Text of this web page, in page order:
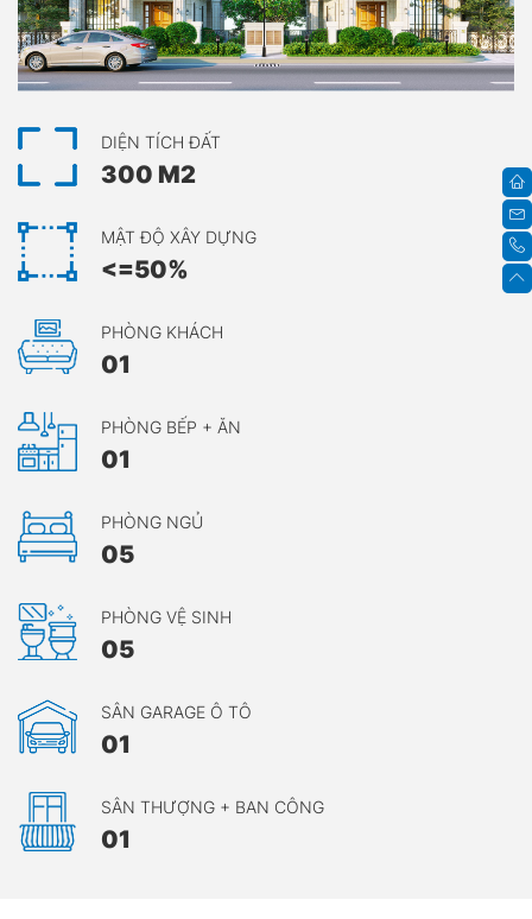
DIỆN TÍCH ĐẤT
300 M2
MẬT ĐỘ XÂY DỰNG
<=50%
PHÒNG KHÁCH
01
PHÒNG BẾP + ĂN
01
PHÒNG NGỦ
05
PHÒNG VỆ SINH
05
SÂN GARAGE Ô TÔ
01
SÂN THƯỢNG + BAN CÔNG
01